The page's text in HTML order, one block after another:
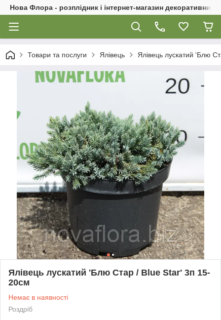
Нова Флора - розплідник і інтернет-магазин декоративних
Товари та послуги Ялівець Ялівець лускатий 'Блю
Ялівець лускатий 'Блю Стар / Blue Star' 3п 15-
20см
Немає в наявності
Роздріб